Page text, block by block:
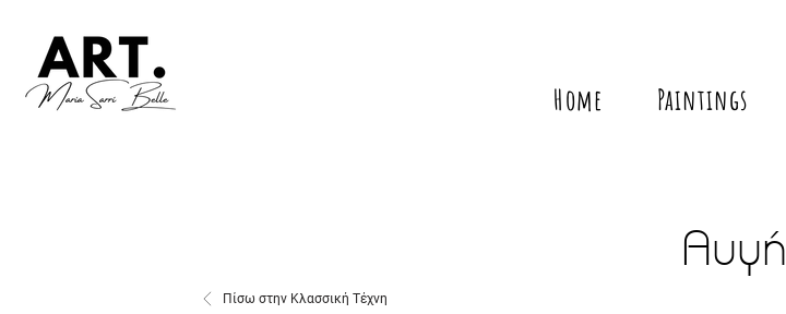
Home Paintings
Αυγή
Πίσω στην Κλασσική Τέχνη